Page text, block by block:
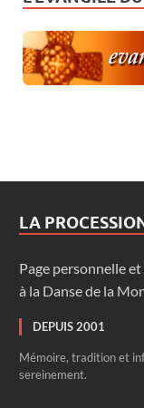
LA
Page personnelle
à la Danse de la
DEPUIS 2001
Mémoire, tradition et
sereinement.